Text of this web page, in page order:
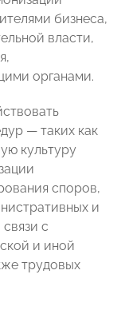
бизнеса,
власти,
органами.
— таких как
культуру
споров,
и
с
и иной
трудовых